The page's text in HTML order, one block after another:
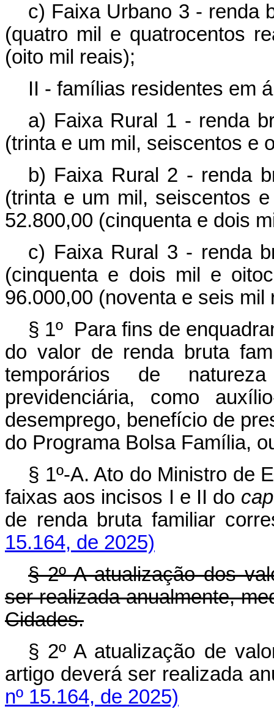
c) Faixa Urbano 3 - renda
(quatro mil e quatrocentos
(oito mil reais);
II - famílias residentes em
a) Faixa Rural 1 - renda
(trinta e um mil, seiscentos e
b) Faixa Rural 2 - renda
(trinta e um mil, seiscentos
52.800,00 (cinquenta e dois
c) Faixa Rural 3 - renda
(cinquenta e dois mil e
96.000,00 (noventa e seis mil
§ 1º Para fins de
do valor de renda bruta
temporários de
previdenciária, como
desemprego, benefício de
do Programa Bolsa Família,
§ 1º-A. Ato do Ministro de
faixas aos incisos I e II do
de renda bruta familiar
15.164, de 2025)
§ 2º A atualização dos
ser realizada anualmente,
Cidades.
§ 2º A atualização de
artigo deverá ser realizada
nº 15.164, de 2025)